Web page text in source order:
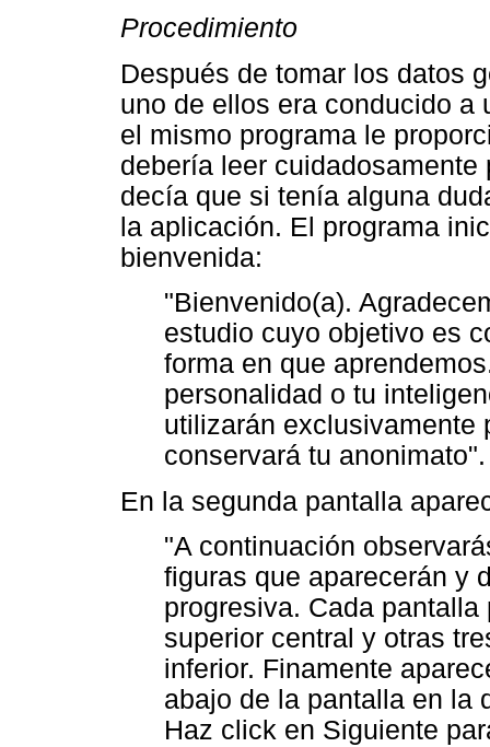
Procedimiento
Después de tomar los datos
uno de ellos era conducido
el mismo programa le
debería leer
decía que si tenía alguna
la aplicación. El programa
bienvenida:
"Bienvenido(a).
estudio cuyo objetivo es
forma en que
personalidad o tu
utilizarán exclusivamente
conservará tu anonimato".
En la segunda pantalla
"A continuación
figuras que aparecerán y
progresiva. Cada
superior central y otras
inferior. Finamente
abajo de la pantalla en la
Haz click en Siguiente